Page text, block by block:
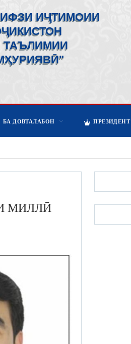
ИҶТИМОИИ
ТАЪЛИМИИ
БА ДОВТАЛАБОН ПРЕЗИДЕНТ
МИЛЛӢ